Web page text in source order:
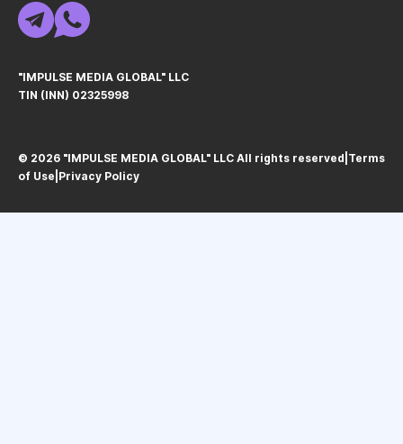
"IMPULSE MEDIA GLOBAL" LLC
TIN (INN) 02325998
© 2026 "IMPULSE MEDIA GLOBAL" LLC All rights reservedㅤ|ㅤ Terms
of Use Privacy Policy